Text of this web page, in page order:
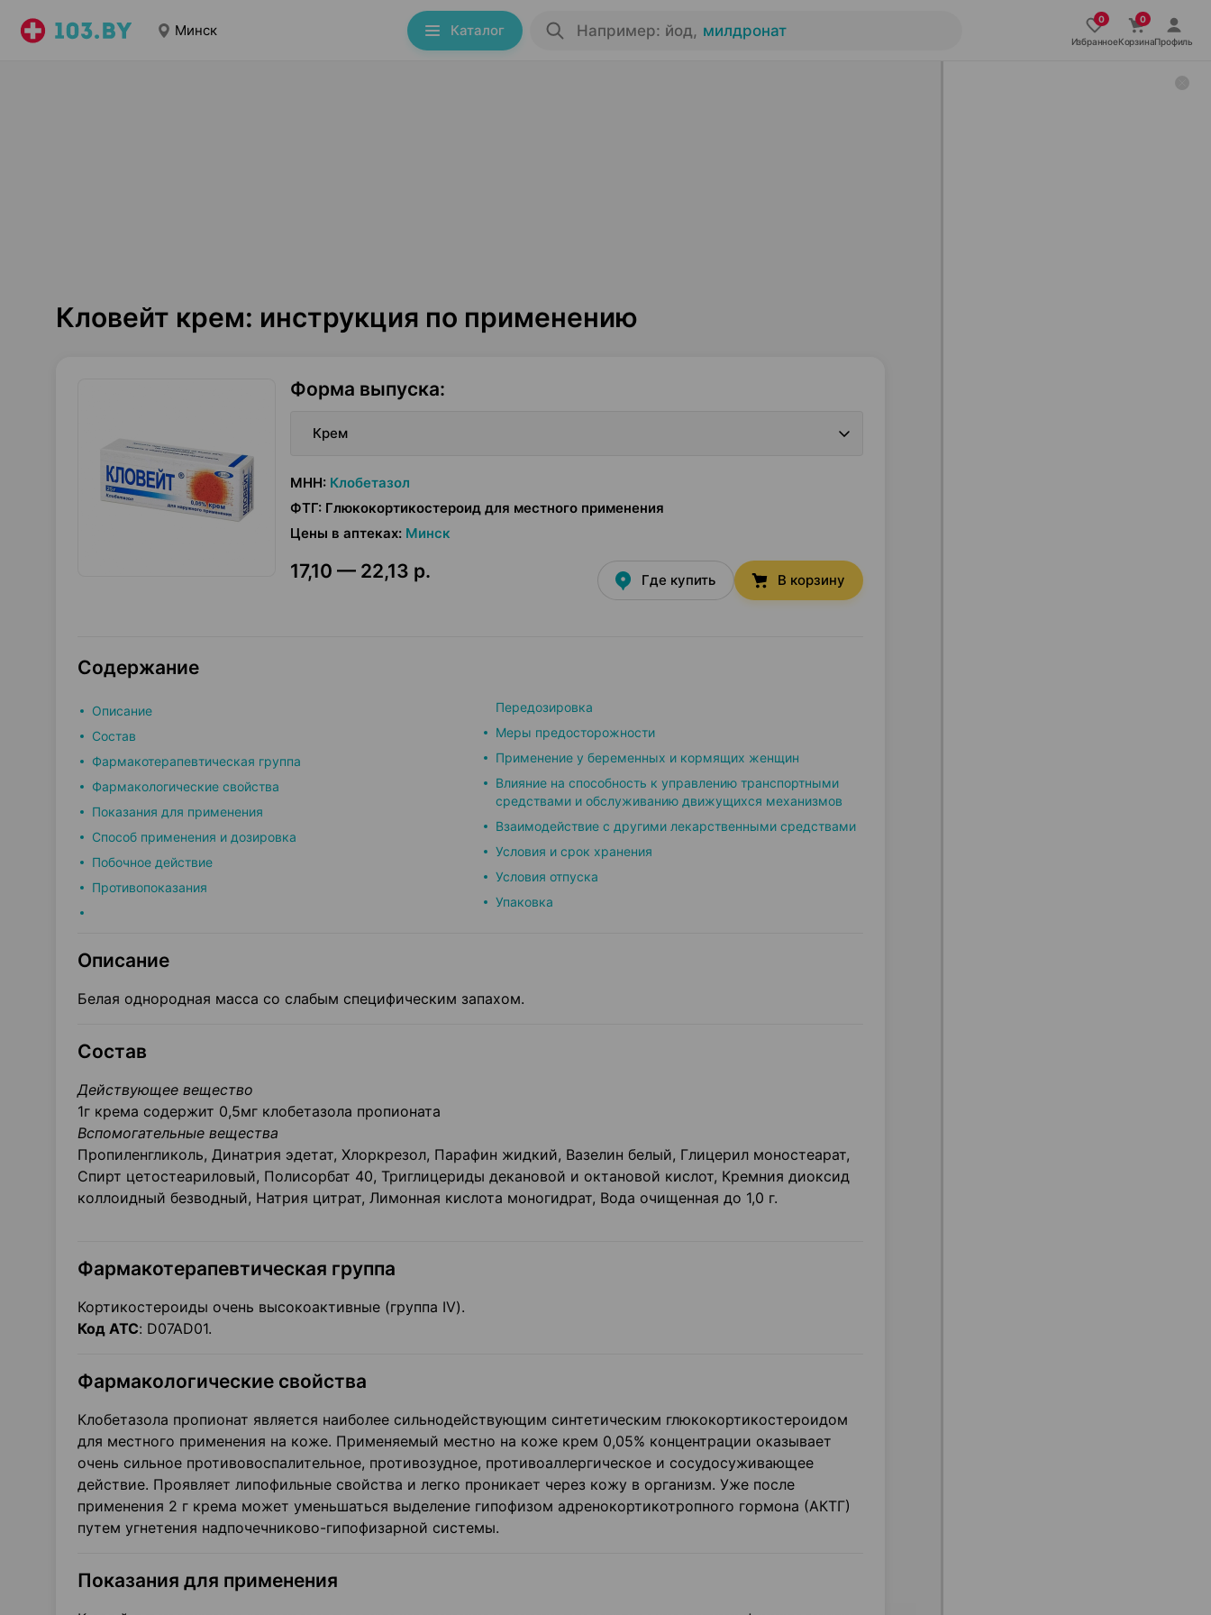
Минск Каталог Например: йод, милдронат
ИзбранноеКорзинаПрофиль
Кловейт крем: инструкция по применению
Форма выпуска:
Крем
МНН: Клобетазол
ФТГ: Глюкокортикостероид для местного применения
Цены в аптеках: Минск
17,10 — 22,13 р. Где купить В корзину
Содержание
Описание
Состав
Фармакотерапевтическая группа
Фармакологические свойства
Показания для применения
Способ применения и дозировка
Побочное действие
Противопоказания
Передозировка
Меры предосторожности
Применение у беременных и кормящих женщин
Влияние на способность к управлению транспортными
средствами и обслуживанию движущихся механизмов
Взаимодействие с другими лекарственными средствами
Условия и срок хранения
Условия отпуска
Упаковка
Описание
Белая однородная масса со слабым специфическим запахом.
Состав
Действующее вещество
1г крема содержит 0,5мг клобетазола пропионата
Вспомогательные вещества
Пропиленгликоль, Динатрия эдетат, Хлоркрезол, Парафин жидкий, Вазелин белый, Глицерил моностеарат,
Спирт цетостеариловый, Полисорбат 40, Триглицериды декановой и октановой кислот, Кремния диоксид
коллоидный безводный, Натрия цитрат, Лимонная кислота моногидрат, Вода очищенная до 1,0 г.
Фармакотерапевтическая группа
Кортикостероиды очень высокоактивные (группа IV).
Код АТС: D07AD01.
Фармакологические свойства
Клобетазола пропионат является наиболее сильнодействующим синтетическим глюкокортикостероидом
для местного применения на коже. Применяемый местно на коже крем 0,05% концентрации оказывает
очень сильное противовоспалительное, противозудное, противоаллергическое и сосудосуживающее
действие. Проявляет липофильные свойства и легко проникает через кожу в организм. Уже после
применения 2 г крема может уменьшаться выделение гипофизом адренокортикотропного гормона (АКТГ)
путем угнетения надпочечниково-гипофизарной системы.
Показания для применения